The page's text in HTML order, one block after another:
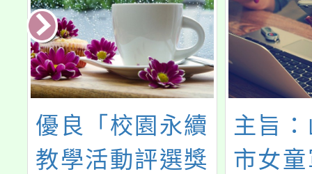
優良「校園永續
教學活動評選獎
主旨
市女